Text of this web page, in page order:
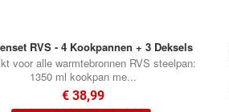
RVS - 4 Kookpannen + 3 Deksels
voor alle warmtebronnen RVS steelpan:
1350 ml kookpan me...
€ 38,99